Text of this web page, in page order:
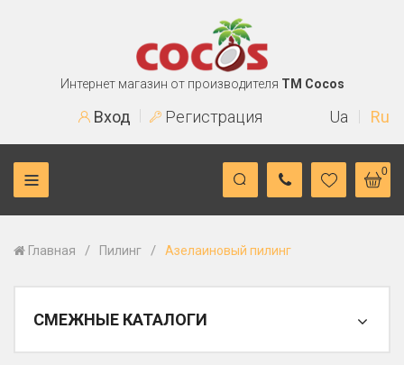
Интернет магазин от производителя TM Cocos
Вход Регистрация Ua Ru
0
Главная / Пилинг / Азелаиновый пилинг
СМЕЖНЫЕ КАТАЛОГИ